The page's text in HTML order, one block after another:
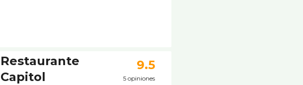
Restaurante
Capitol
9.5
5 opiniones